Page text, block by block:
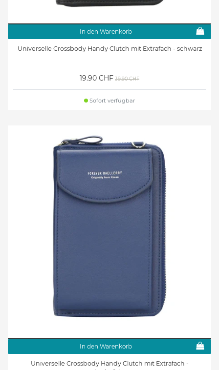
In den Warenkorb
Universelle Crossbody Handy Clutch mit Extrafach - schwarz
19.90 CHF 39.90 CHF
Sofort verfügbar
In den Warenkorb
Universelle Crossbody Handy Clutch mit Extrafach -